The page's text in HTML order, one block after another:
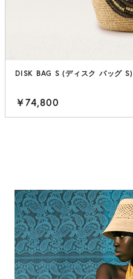
DISK BAG S (ディスク バッグ S)
￥74,800